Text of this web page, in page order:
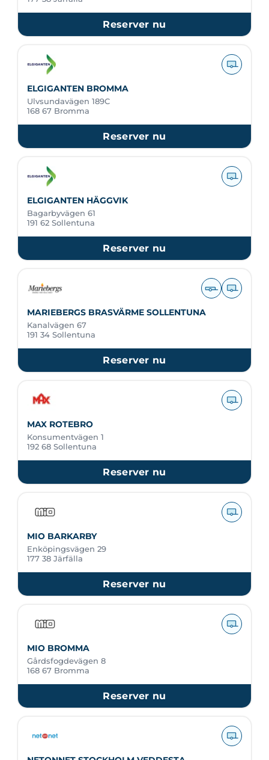
Reserver nu
ELGIGANTEN BROMMA
Ulvsundavägen 189C
168 67 Bromma
Reserver nu
ELGIGANTEN HÄGGVIK
Bagarbyvägen 61
191 62 Sollentuna
Reserver nu
MARIEBERGS BRASVÄRME SOLLENTUNA
Kanalvägen 67
191 34 Sollentuna
Reserver nu
MAX ROTEBRO
Konsumentvägen 1
192 68 Sollentuna
Reserver nu
MIO BARKARBY
Enköpingsvägen 29
177 38 Järfälla
Reserver nu
MIO BROMMA
Gårdsfogdevägen 8
168 67 Bromma
Reserver nu